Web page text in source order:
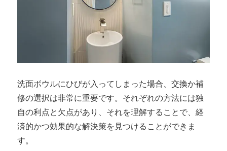
洗面ボウルにひびが入ってしまった場合、交換か補
修の選択は非常に重要です。それぞれの方法には独
自の利点と欠点があり、それを理解することで、経
済的かつ効果的な解決策を見つけることができま
す。